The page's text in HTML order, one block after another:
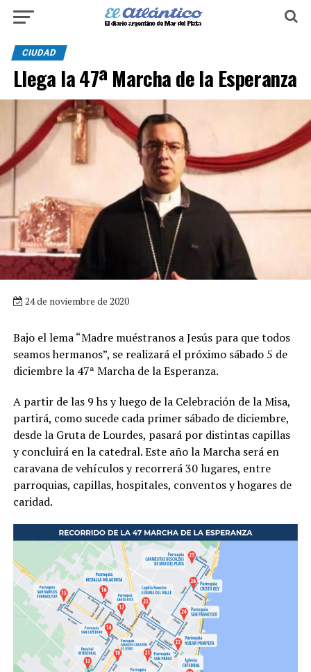
CIUDAD
Llega la 47ª Marcha de la Esperanza
24 de noviembre de 2020
Bajo el lema “Madre muéstranos a Jesús para que todos
seamos hermanos”, se realizará el próximo sábado 5 de
diciembre la 47ª Marcha de la Esperanza.
A partir de las 9 hs y luego de la Celebración de la Misa,
partirá, como sucede cada primer sábado de diciembre,
desde la Gruta de Lourdes, pasará por distintas capillas
y concluirá en la catedral. Este año la Marcha será en
caravana de vehículos y recorrerá 30 lugares, entre
parroquias, capillas, hospitales, conventos y hogares de
caridad.